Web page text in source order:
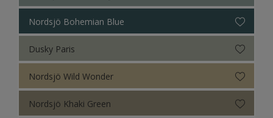
Colour Futures 18
Nordsjö Nordic Evolve (WEB)
Colour Futures 21
Nordsjö Bohemian Blue
Dusky Paris
Nordsjö Wild Wonder
Nordsjö Khaki Green